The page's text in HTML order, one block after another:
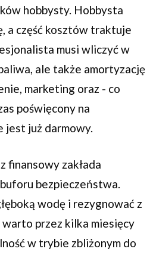
hobbysty. Hobbysta
a część kosztów traktuje
musi wliczyć w
ale także amortyzację
marketing oraz - co
poświęcony na
jest już darmowy.
finansowy zakłada
bezpieczeństwa.
wodę i rezygnować z
przez kilka miesięcy
w trybie zbliżonym do